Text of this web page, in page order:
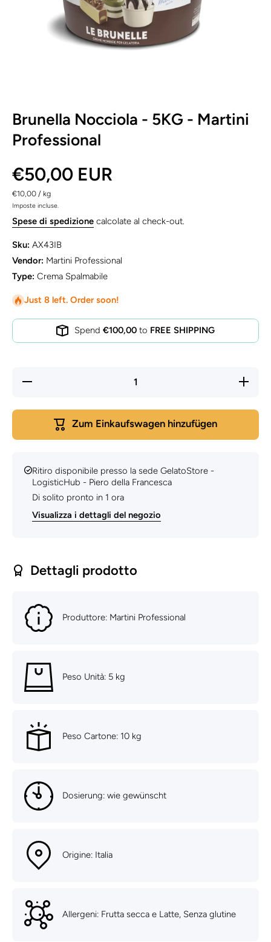
Brunella Nocciola - 5KG - Martini
Professional
€50,00 EUR
€10,00 / per
kg
Imposte incluse.
Spese di spedizione calcolate al check-out.
Sku: AX43IB
Vendor: Martini Professional
Type: Crema Spalmabile
Just 8 left. Order soon!
Spend €100,00 to FREE SHIPPING
Verringerung
Menge
erhöhen
5KG -
Zum Einkaufswagen hinzufügen
Ritiro disponibile presso la sedeGelatoStore -
LogisticHub - Piero della Francesca
Di solito pronto in 1 ora
Visualizza i dettagli del negozio
Dettagli prodotto
Produttore: Martini Professional
Peso Unità: 5 kg
Peso Cartone: 10 kg
Dosierung: wie gewünscht
Origine: Italia
Allergeni: Frutta secca e Latte, Senza glutine